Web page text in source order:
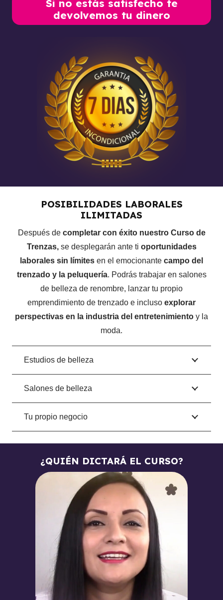
Si no estás satisfecho te
devolvemos tu dinero
POSIBILIDADES LABORALES
ILIMITADAS
Después decompletar con éxito nuestro Curso de
Trenzas,se desplegarán ante ti oportunidades
laborales sin límites en el emocionante campo del
trenzado y la peluquería. Podrás trabajar en salones
de belleza de renombre, lanzar tu propio
emprendimiento de trenzado e incluso explorar
perspectivas en la industria del entretenimiento y la
moda.
Estudios de belleza
Salones de belleza
Tu propio negocio
¿QUIÉN DICTARÁ EL CURSO?